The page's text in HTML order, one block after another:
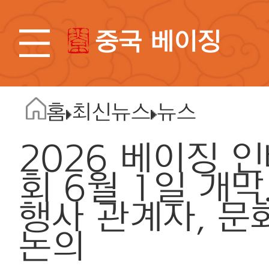
중국 베이징
홈 최신뉴스 뉴스
2026 베이징
회 6월 1일 개
행사 관계자, 문
논의